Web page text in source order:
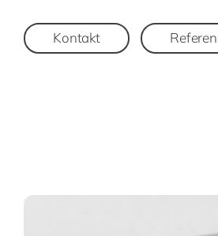
Kontakt